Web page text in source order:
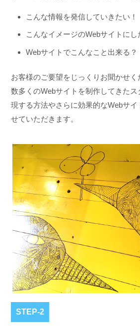
こんな情報を発信していきたい！
こんなイメージのWebサイトにし
Webサイトでこんなこと出来る？
お客様のご要望をじっくりお聞かせく
数多くのWebサイトを制作してきた
現する方法やさらに効果的なWebサイ
せていただきます。
STEP-2